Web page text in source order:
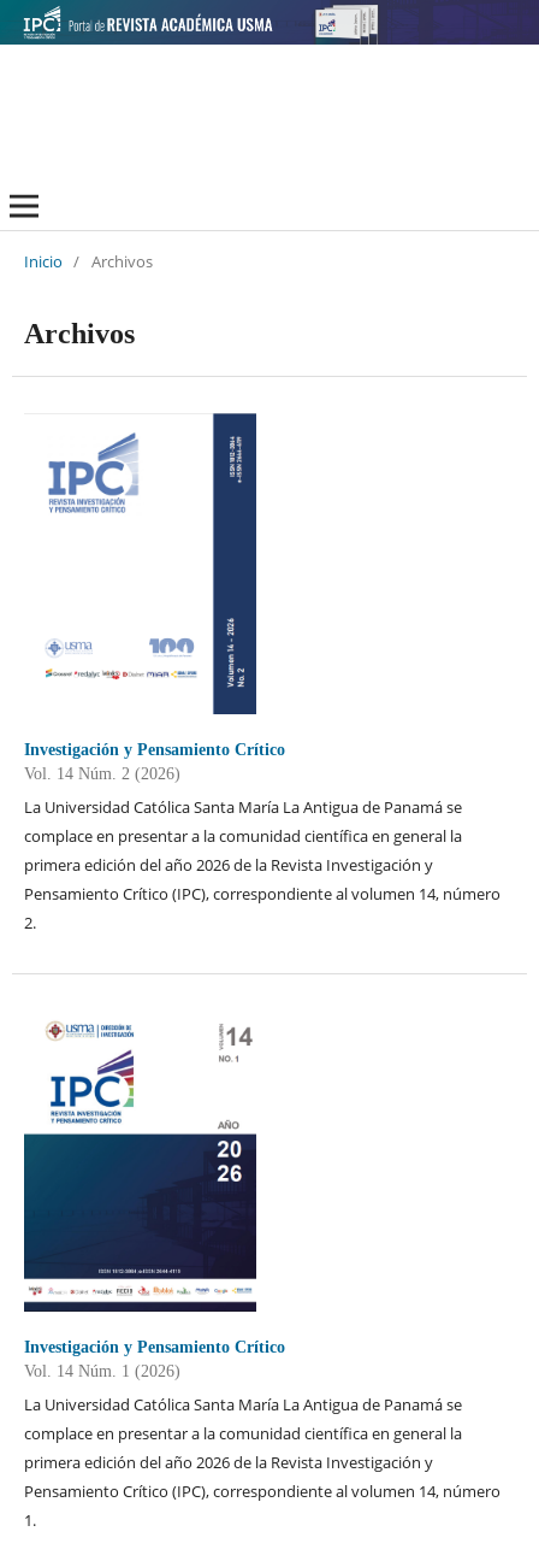
Inicio / Archivos
Archivos
Investigación y Pensamiento Crítico
Vol. 14 Núm. 2 (2026)
La Universidad Católica Santa María La Antigua de Panamá se
complace en presentar a la comunidad científica en general la
primera edición del año 2026 de la Revista Investigación y
Pensamiento Crítico (IPC), correspondiente al volumen 14, número
2.
Investigación y Pensamiento Crítico
Vol. 14 Núm. 1 (2026)
La Universidad Católica Santa María La Antigua de Panamá se
complace en presentar a la comunidad científica en general la
primera edición del año 2026 de la Revista Investigación y
Pensamiento Crítico (IPC), correspondiente al volumen 14, número
1.